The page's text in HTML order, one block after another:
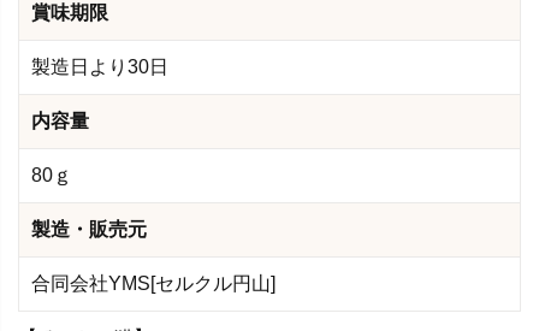
賞味期限
製造日より30日
内容量
80ｇ
製造・販売元
合同会社YMS[セルクル円山]